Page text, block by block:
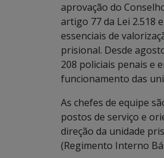
aprovação do
artigo 77 da Lei 2.518
essenciais de
prisional. Desde
208 policiais penais e
funcionamento das
As chefes de equipe
postos de serviço e
direção da unidade
(Regimento Interno